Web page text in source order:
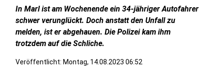
In Marl ist am Wochenende ein 34-jähriger Autofahrer
schwer verunglückt. Doch anstatt den Unfall zu
melden, ist er abgehauen. Die Polizei kam ihm
trotzdem auf die Schliche.
Veröffentlicht: Montag, 14.08.2023 06:52